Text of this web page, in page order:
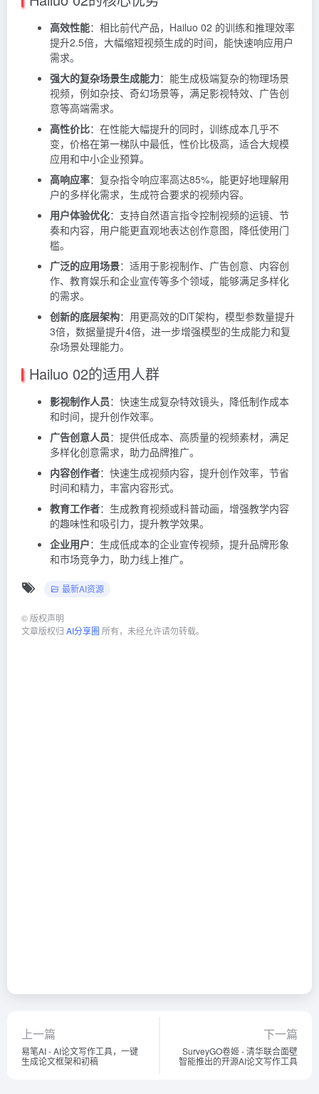
高效性能：相比前代产品，Hailuo 02 的训练和推理效率
提升2.5倍，大幅缩短视频生成的时间，能快速响应用户
需求。
强大的复杂场景生成能力：能生成极端复杂的物理场景
视频，例如杂技、奇幻场景等，满足影视特效、广告创
意等高端需求。
高性价比：在性能大幅提升的同时，训练成本几乎不
变，价格在第一梯队中最低，性价比极高，适合大规模
应用和中小企业预算。
高响应率：复杂指令响应率高达85%，能更好地理解用
户的多样化需求，生成符合要求的视频内容。
用户体验优化：支持自然语言指令控制视频的运镜、节
奏和内容，用户能更直观地表达创作意图，降低使用门
槛。
广泛的应用场景：适用于影视制作、广告创意、内容创
作、教育娱乐和企业宣传等多个领域，能够满足多样化
的需求。
创新的底层架构：用更高效的DiT架构，模型参数量提升
3倍，数据量提升4倍，进一步增强模型的生成能力和复
杂场景处理能力。
Hailuo 02的适用人群
影视制作人员：快速生成复杂特效镜头，降低制作成本
和时间，提升创作效率。
广告创意人员：提供低成本、高质量的视频素材，满足
多样化创意需求，助力品牌推广。
内容创作者：快速生成视频内容，提升创作效率，节省
时间和精力，丰富内容形式。
教育工作者：生成教育视频或科普动画，增强教学内容
的趣味性和吸引力，提升教学效果。
企业用户：生成低成本的企业宣传视频，提升品牌形象
和市场竞争力，助力线上推广。
最新AI资源
© 版权声明
文章版权归 AI分享圈 所有，未经允许请勿转载。
上一篇
易笔AI - AI论文写作工具，一键
生成论文框架和初稿
下一篇
SurveyGO卷姬 - 清华联合面壁
智能推出的开源AI论文写作工具